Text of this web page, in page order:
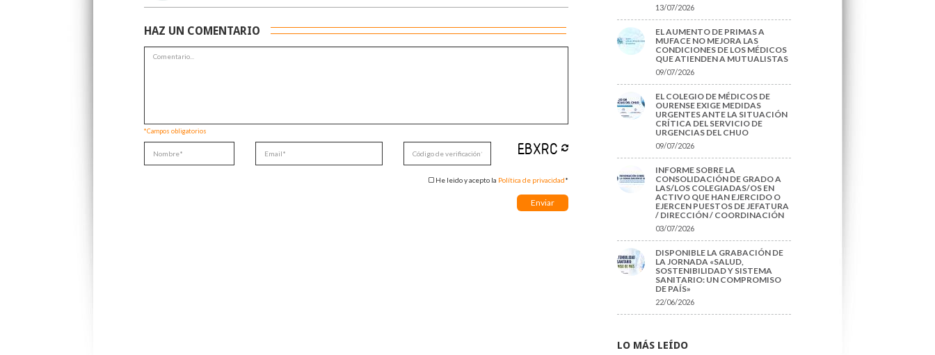
HAZ UN COMENTARIO
*Campos obligatorios
He leido y acepto la Política de privacidad*
13/07/2026
EL AUMENTO DE PRIMAS A
MUFACE NO MEJORA LAS
CONDICIONES DE LOS MÉDICOS
QUE ATIENDEN A MUTUALISTAS
09/07/2026
EL COLEGIO DE MÉDICOS DE
OURENSE EXIGE MEDIDAS
URGENTES ANTE LA SITUACIÓN
CRÍTICA DEL SERVICIO DE
URGENCIAS DEL CHUO
09/07/2026
INFORME SOBRE LA
CONSOLIDACIÓN DE GRADO A
LAS/LOS COLEGIADAS/OS EN
ACTIVO QUE HAN EJERCIDO O
EJERCEN PUESTOS DE JEFATURA
/ DIRECCIÓN / COORDINACIÓN
03/07/2026
DISPONIBLE LA GRABACIÓN DE
LA JORNADA «SALUD,
SOSTENIBILIDAD Y SISTEMA
SANITARIO: UN COMPROMISO
DE PAÍS»
22/06/2026
LO MÁS LEÍDO